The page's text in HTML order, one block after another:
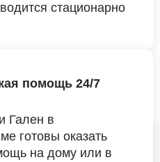
стационарно
помощь 24/7
Гален в
готовы оказать
на дому или в